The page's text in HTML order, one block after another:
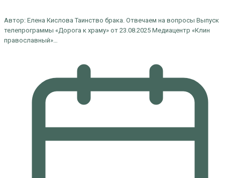
Автор: Елена Кислова Таинство брака. Отвечаем на вопросы Выпуск
телепрограммы «Дорога к храму» от 23.08.2025 Медиацентр «Клин
православный»…